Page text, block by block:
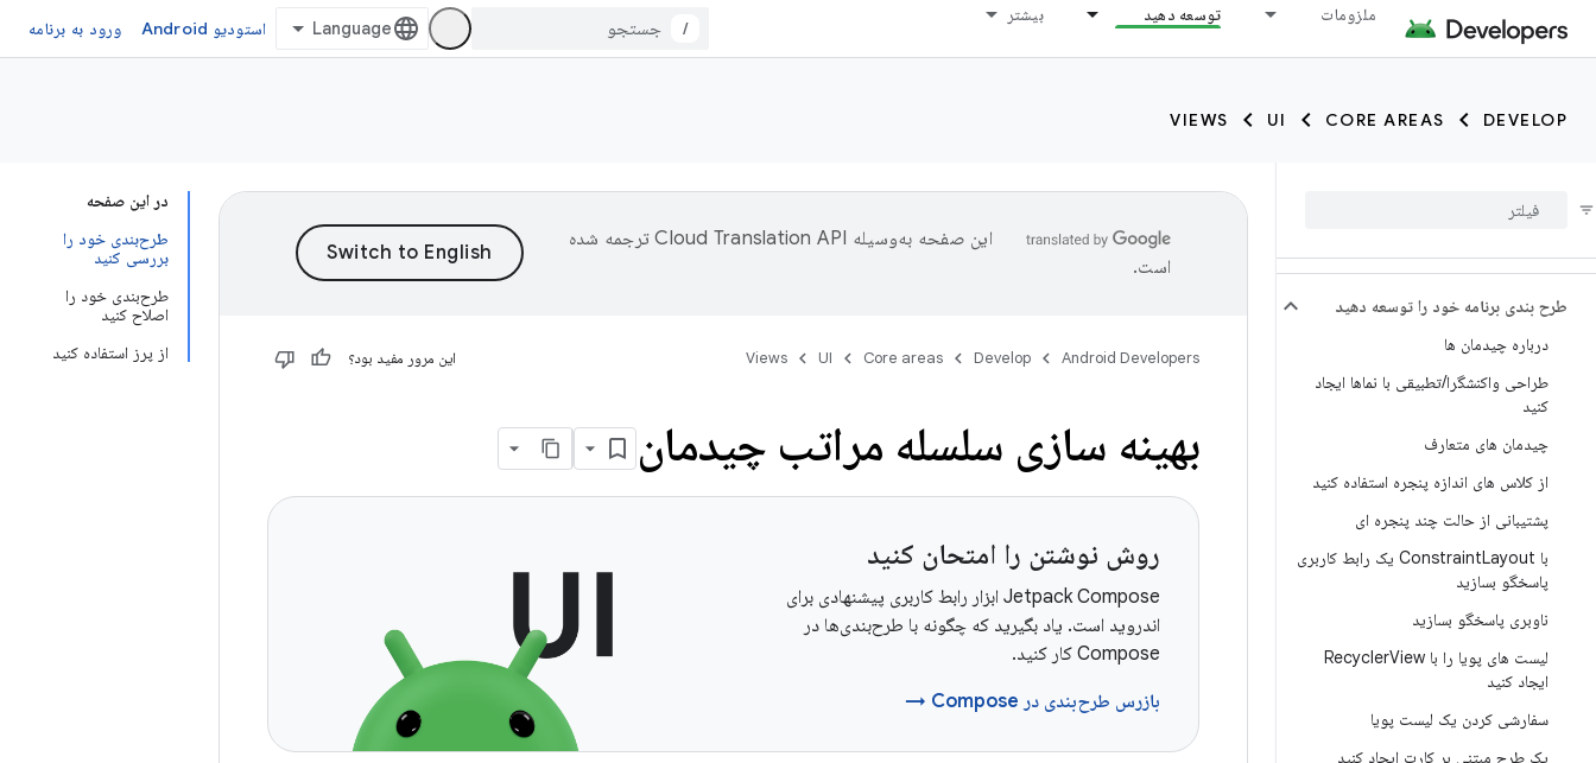
ملزومات توسعه دهید بیشتر
/ استودیو Android ورود به برنامه
DEVELOP
CORE AREAS
UI
VIEWS
طرح بندی برنامه خود را توسعه دهید
درباره چیدمان ها
طراحی واکنشگرا/تطبیقی ​​با نماها ایجاد
کنید
چیدمان های متعارف
از کلاس های اندازه پنجره استفاده کنید
پشتیبانی از حالت چند پنجره ای
با Constraint
Layout یک رابط کاربری
پاسخگو بسازید
ناوبری پاسخگو بسازید
لیست های پویا را با Recycler View
ایجاد کنید
سفارشی کردن یک لیست پویا
یک طرح مبتنی بر کارت ایجاد کنید
در این صفحه
طرح‌بندی خود را
بررسی کنید
طرح‌بندی خود را
اصلاح کنید
از پرز استفاده کنید
این صفحه به‌وسیله
ترجمه شده
است.
Android Developers
Develop
Core areas
UI
Views این مرور مفید بود؟
بهینه سازی سلسله مراتب چیدمان
روش نوشتن را امتحان کنید
Jetpack Compose ابزار رابط کاربری پیشنهادی برای
اندروید است. یاد بگیرید که چگونه با طرح‌بندی‌ها در
Compose کار کنید.
بازرس طرح‌بندی در Compose →